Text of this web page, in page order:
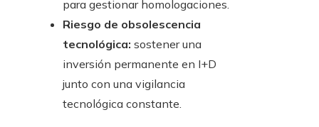
para gestionar homologaciones.
Riesgo de obsolescencia
tecnológica: sostener una
inversión permanente en I+D
junto con una vigilancia
tecnológica constante.